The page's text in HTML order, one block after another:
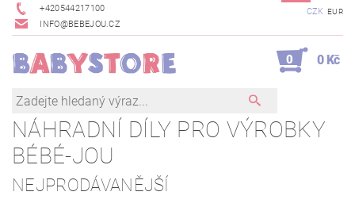
+420544217100
INFO@BEBEJOU.CZ
CZK EUR
0 0 Kč
NÁHRADNÍ DÍLY PRO VÝROBKY
BÉBÉ-JOU
NEJPRODÁVANĚJŠÍ